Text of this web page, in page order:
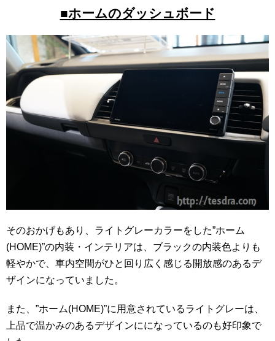
■ホームのダッシュボード
そのおかげもあり、ライトグレーカラーをした”ホーム
(HOME)”の内装・インテリアは、ブラックの内装色よりも
軽やかで、車内空間がひと回り広く感じる開放感のあるデ
ザインになっていました。
また、”ホーム(HOME)”に用意されているライトグレーは、
上品で温かみのあるデザインにになっているのも好印象で